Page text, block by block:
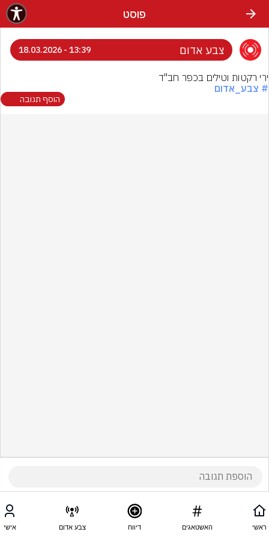
פוסט
צבע אדום 13:39 - 18.03.2026
ירי רקטות וטילים בכפר חב''ד
# צבע_אדום
הוסף תגובה
ראשי האשטאגים דיווח צבע אדום אישי